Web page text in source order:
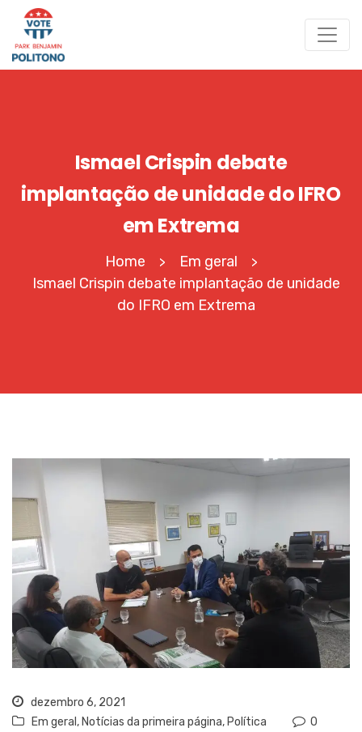
Ismael Crispin debate
implantação de unidade do IFRO
em Extrema
Home > Em geral >
Ismael Crispin debate implantação de unidade
do IFRO em Extrema
dezembro 6, 2021
Em geral , Notícias da primeira página, Política 0